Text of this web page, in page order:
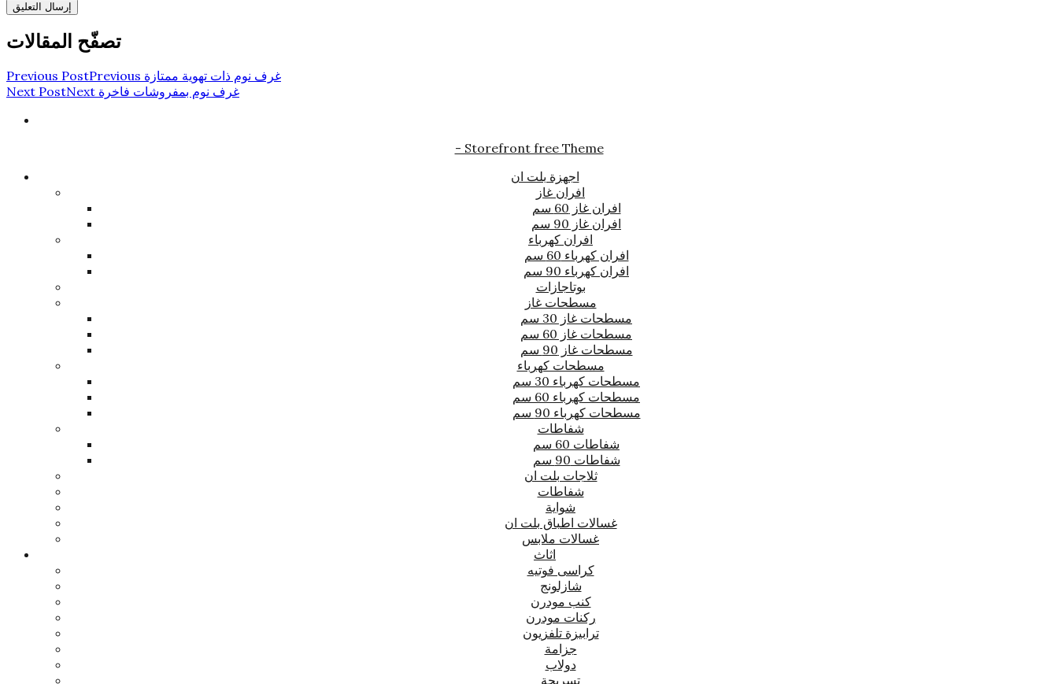
تصفّح المقالات
Previous PostPrevious غرف نوم ذات تهوية ممتازة
Next PostNext غرف نوم بمفروشات فاخرة
- Storefront free Theme
اجهزة بلت ان
افران غاز
افران غاز 60 سم
افران غاز 90 سم
افران كهرباء
افران كهرباء 60 سم
افران كهرباء 90 سم
بوتاجازات
مسطحات غاز
مسطحات غاز 30 سم
مسطحات غاز 60 سم
مسطحات غاز 90 سم
مسطحات كهرباء
مسطحات كهرباء 30 سم
مسطحات كهرباء 60 سم
مسطحات كهرباء 90 سم
شفاطات
شفاطات 60 سم
شفاطات 90 سم
ثلاجات بلت ان
شفاطات
شواية
غسالات اطباق بلت ان
غسالات ملابس
اثاث
كراسى فوتيه
شازلونج
كنب مودرن
ركنات مودرن
ترابيزة تلفزيون
جزامة
دولاب
تسريحة